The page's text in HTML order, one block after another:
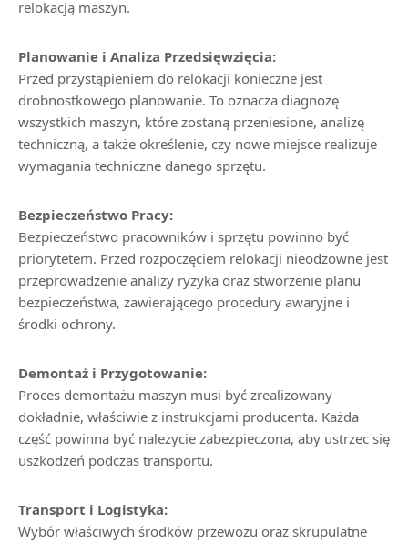
relokacją maszyn.
Planowanie i Analiza Przedsięwzięcia:
Przed przystąpieniem do relokacji konieczne jest
drobnostkowego planowanie. To oznacza diagnozę
wszystkich maszyn, które zostaną przeniesione, analizę
techniczną, a także określenie, czy nowe miejsce realizuje
wymagania techniczne danego sprzętu.
Bezpieczeństwo Pracy:
Bezpieczeństwo pracowników i sprzętu powinno być
priorytetem. Przed rozpoczęciem relokacji nieodzowne jest
przeprowadzenie analizy ryzyka oraz stworzenie planu
bezpieczeństwa, zawierającego procedury awaryjne i
środki ochrony.
Demontaż i Przygotowanie:
Proces demontażu maszyn musi być zrealizowany
dokładnie, właściwie z instrukcjami producenta. Każda
część powinna być należycie zabezpieczona, aby ustrzec się
uszkodzeń podczas transportu.
Transport i Logistyka:
Wybór właściwych środków przewozu oraz skrupulatne